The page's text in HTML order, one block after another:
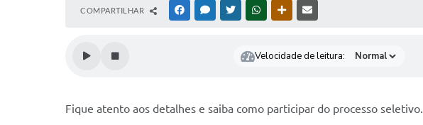
COMPARTILHAR FACEBOOKMESSENGER
TWITTERWHATSAPPOUTRAS MÍDIAS
Velocidade de leitura:
Fique atento aos detalhes e saiba como participar do processo seletivo.